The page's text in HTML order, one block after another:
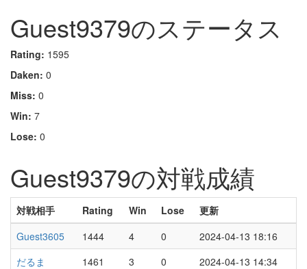
Guest9379のステータス
Rating: 1595
Daken: 0
Miss: 0
Win: 7
Lose: 0
Guest9379の対戦成績
対戦相手 Rating Win Lose
更新
Guest3605
1444 4 0
2024-04-13 18:16
だるま
1461 3 0 2024-04-13 14:34